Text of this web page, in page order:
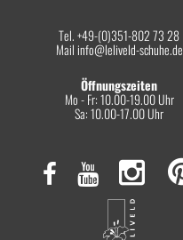
Tel. +49-(0)351-802 73 28
Mail info@leliveld-schuhe.de
Öffnungszeiten
Mo - Fr: 10.00-19.00 Uhr
Sa: 10.00-17.00 Uhr